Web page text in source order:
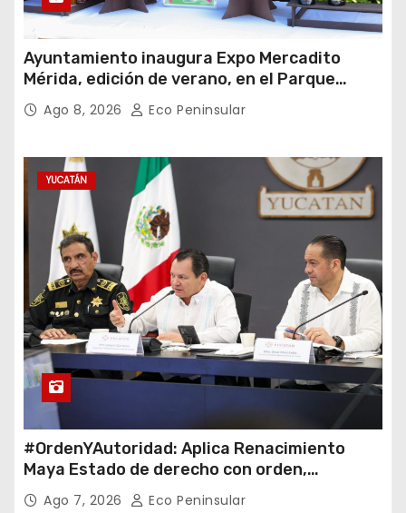
Ayuntamiento inaugura Expo Mercadito
Mérida, edición de verano, en el Parque
Eulogio Rosado
Ago 8, 2026 Eco Peninsular
YUCATÁN
#OrdenYAutoridad: Aplica Renacimiento
Maya Estado de derecho con orden,
coordinación y saldo blanco
Ago 7, 2026 Eco Peninsular